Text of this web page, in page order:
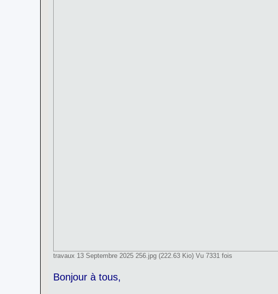
travaux 13 Septembre 2025 256.jpg (222.63 Kio) Vu 7331 fois
Bonjour à tous,